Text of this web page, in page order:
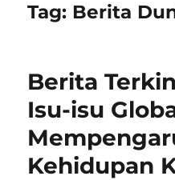
Tag: Berita
Berita
Isu-isu
Kehidupan